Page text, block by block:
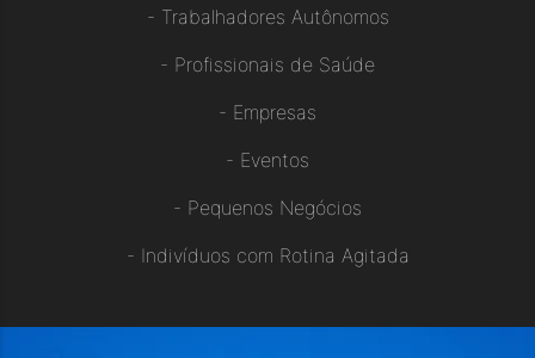
- Trabalhadores Autônomos
- Profissionais de Saúde
- Empresas
- Eventos
- Pequenos Negócios
- Indivíduos com Rotina Agitada